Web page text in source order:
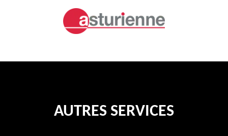
AUTRES SERVICES